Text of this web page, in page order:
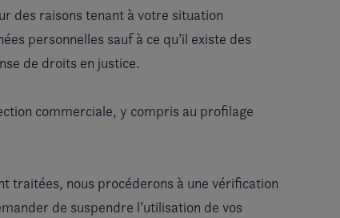
des raisons tenant à votre situation
personnelles sauf à ce qu’il existe des
de droits en justice.
commerciale, y compris au profilage
traitées, nous procéderons à une vérification
de suspendre l’utilisation de vos